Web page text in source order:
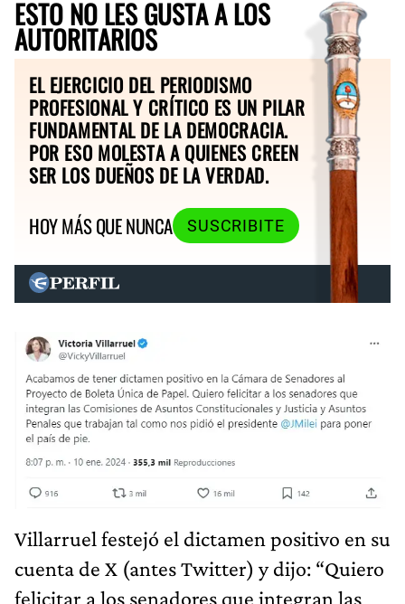
ESTO NO LES GUSTA A LOS
AUTORITARIOS
EL EJERCICIO DEL PERIODISMO
PROFESIONAL Y CRÍTICO ES UN PILAR
FUNDAMENTAL DE LA DEMOCRACIA.
POR ESO MOLESTA A QUIENES CREEN
SER LOS DUEÑOS DE LA VERDAD.
HOY MÁS QUE NUNCA
SUSCRIBITE
Villarruel festejó el dictamen positivo en su
cuenta de X (antes Twitter) y dijo: “Quiero
felicitar a los senadores que integran las